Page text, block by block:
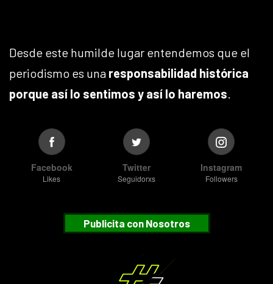
Desde este humilde lugar entendemos que el
periodismo es una responsabilidad histórica
porque así lo sentimos y así lo haremos.
Facebook
Likes
Twitter
Seguidorxs
Instagram
Followers
Publicita con Nosotros